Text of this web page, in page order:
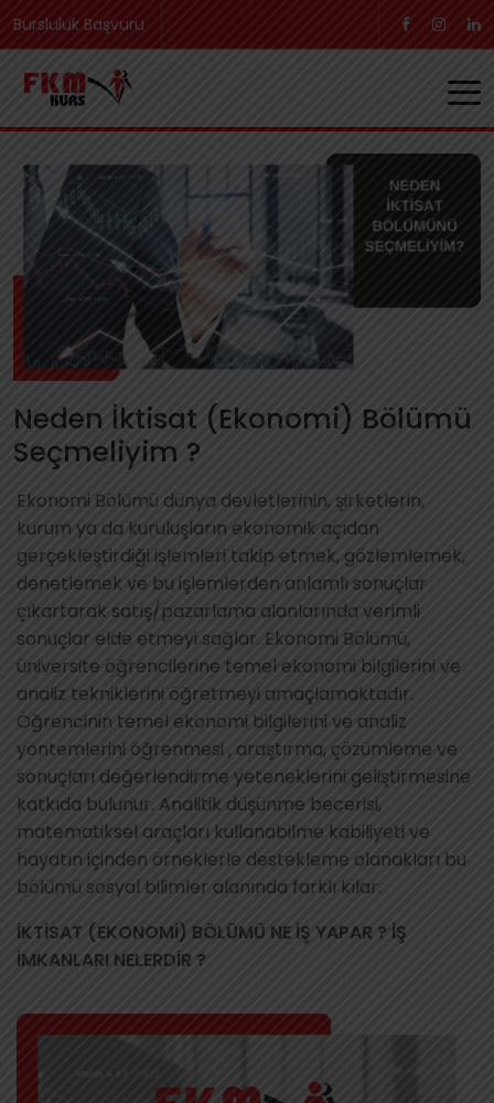
Bursluluk Başvuru
Neden İktisat (Ekonomi) Bölümü
Seçmeliyim ?
Ekonomi Bölümü dünya devletlerinin, şirketlerin,
kurum ya da kuruluşların ekonomik açıdan
gerçekleştirdiği işlemleri takip etmek, gözlemlemek,
denetlemek ve bu işlemlerden anlamlı sonuçlar
çıkartarak satış/pazarlama alanlarında verimli
sonuçlar elde etmeyi sağlar. Ekonomi Bölümü,
üniversite öğrencilerine temel ekonomi bilgilerini ve
analiz tekniklerini öğretmeyi amaçlamaktadır.
Öğrencinin temel ekonomi bilgilerini ve analiz
yöntemlerini öğrenmesi , araştırma, çözümleme ve
sonuçları değerlendirme yeteneklerini geliştirmesine
katkıda bulunur. Analitik düşünme becerisi,
matematiksel araçları kullanabilme kabiliyeti ve
hayatın içinden örneklerle destekleme olanakları bu
bölümü sosyal bilimler alanında farklı kılar.
İKTİSAT (EKONOMİ) BÖLÜMÜ NE İŞ YAPAR ? İŞ
İMKANLARI NELERDİR ?